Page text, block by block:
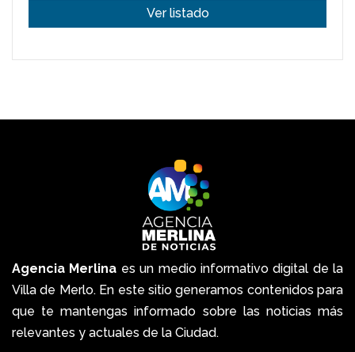
Ver listado
Agencia Merlina es un medio informativo digital de la
Villa de Merlo. En este sitio generamos contenidos para
que te mantengas informado sobre las noticias más
relevantes y actuales de la Ciudad.